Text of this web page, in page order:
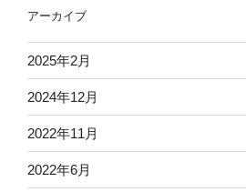
分
栓」”
の
アーカイブ
2025年2月
2024年12月
2022年11月
2022年6月